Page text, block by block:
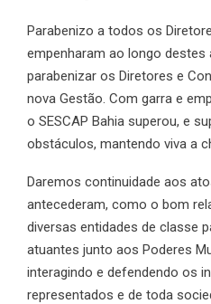
Parabenizo a todos os
empenharam ao longo
parabenizar os Diretores e
nova Gestão. Com garra e
o SESCAP Bahia superou, e
obstáculos, mantendo viva a
Daremos continuidade aos
antecederam, como o bom
diversas entidades de classe
atuantes junto aos Poderes
interagindo e defendendo os
representados e de toda